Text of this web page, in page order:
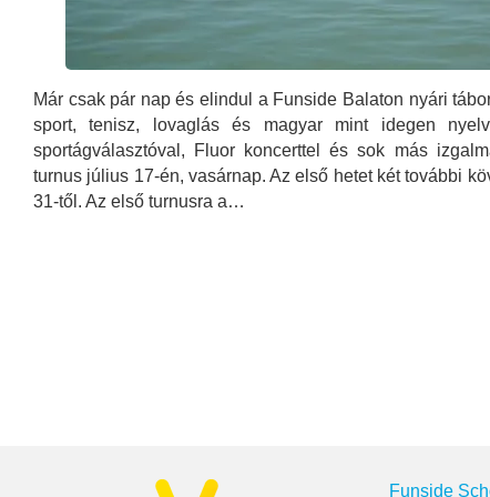
Már csak pár nap és elindul a Funside Balaton nyári
sport, tenisz, lovaglás és magyar mint idegen nyelv
sportágválasztóval, Fluor koncerttel és sok más
turnus július 17-én, vasárnap. Az első hetet két további
31-től. Az első turnusra a…
Funside